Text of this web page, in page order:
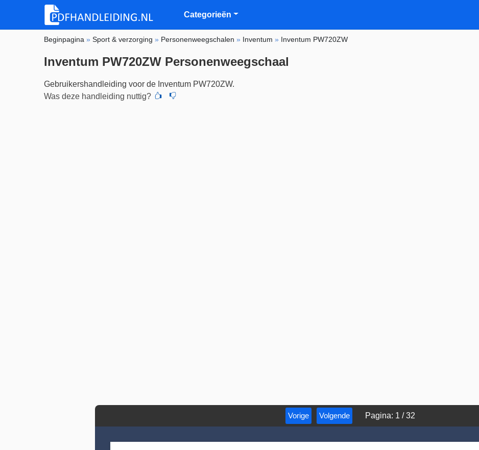
Categorieën
Beginpagina »Sport & verzorging » Personenweegschalen » Inventum » Inventum PW720ZW
Inventum PW720ZW Personenweegschaal
Gebruikershandleiding voor de Inventum PW720ZW.
Was deze handleiding nuttig?
Vorige Volgende Pagina: 1 /32